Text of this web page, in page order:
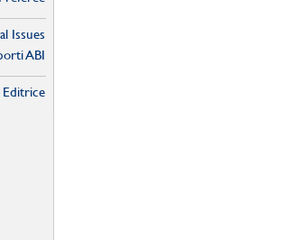
Issues
ABI
Editrice